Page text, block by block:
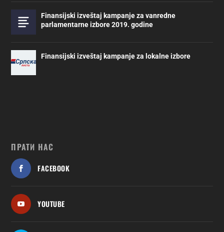
Finansijski izveštaj kampanje za vanredne
parlamentarne izbore 2019. godine
Finansijski izveštaj kampanje za lokalne izbore
ПРАТИ НАС
FACEBOOK
YOUTUBE